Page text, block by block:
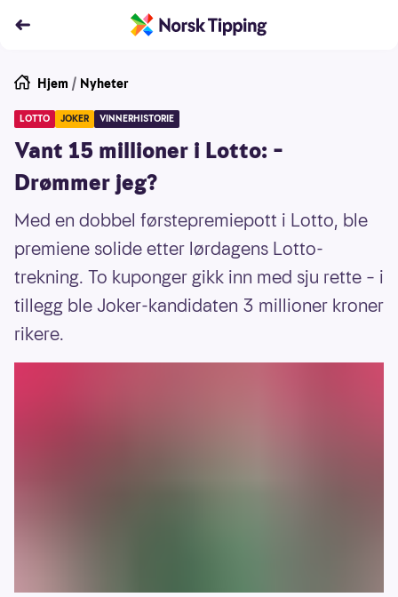
Hjem / Nyheter
LOTTO JOKER VINNERHISTORIE
Vant 15 millioner i Lotto: –
Drømmer jeg?
Med en dobbel førstepremiepott i Lotto, ble
premiene solide etter lørdagens Lotto-
trekning. To kuponger gikk inn med sju rette – i
tillegg ble Joker-kandidaten 3 millioner kroner
rikere.